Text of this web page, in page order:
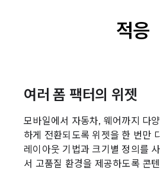
적응
여러 폼 팩터의 위젯
모바일에서 자동차, 웨어까지 다
하게 전환되도록 위젯을 한 번만
레이아웃 기법과 크기별 정의를
서 고품질 환경을 제공하도록 콘